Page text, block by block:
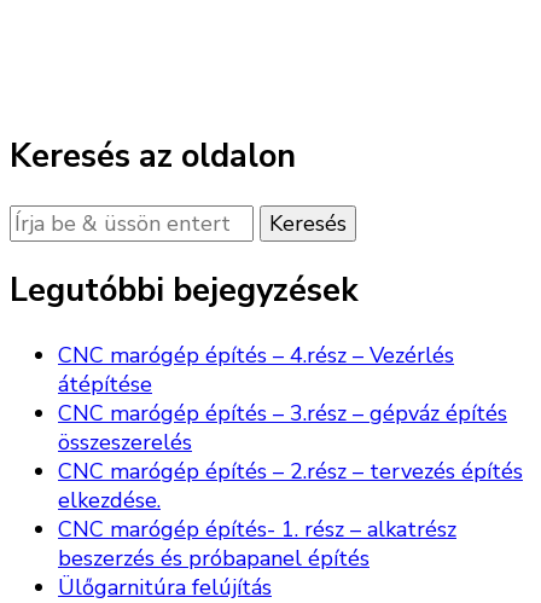
Keresés az oldalon
Keres
valamit?
Legutóbbi bejegyzések
CNC marógép építés – 4.rész – Vezérlés
átépítése
CNC marógép építés – 3.rész – gépváz építés
összeszerelés
CNC marógép építés – 2.rész – tervezés építés
elkezdése.
CNC marógép építés- 1. rész – alkatrész
beszerzés és próbapanel építés
Ülőgarnitúra felújítás